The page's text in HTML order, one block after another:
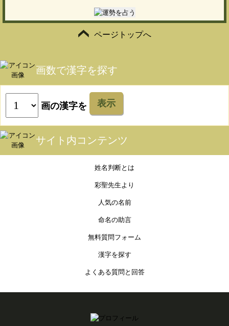
ページトップへ
画数で漢字を探す
画の漢字を 表示
サイト内コンテンツ
姓名判断とは
彩聖先生より
人気の名前
命名の助言
無料質問フォーム
漢字を探す
よくある質問と回答